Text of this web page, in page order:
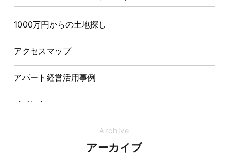
造が快適さをつくる理由
【埼玉県経営品質知事賞】大野知事へ受賞のご報告と
表敬訪問を行いました
1000万円からの土地探し
アクセスマップ
アパート経営活用事例
イベント
オーナー様からの質問
Archive
アーカイブ